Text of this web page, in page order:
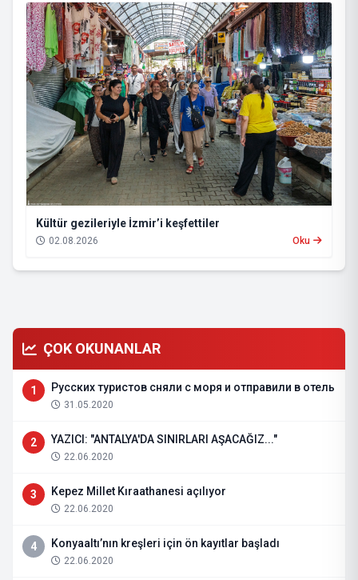
Kültür gezileriyle İzmir’i keşfettiler
02.08.2026 Oku
ÇOK OKUNANLAR
1 Русских туристов сняли с моря и отправили в отель
31.05.2020
2 YAZICI: "ANTALYA'DA SINIRLARI AŞACAĞIZ..."
22.06.2020
3 Kepez Millet Kıraathanesi açılıyor
22.06.2020
4 Konyaaltı’nın kreşleri için ön kayıtlar başladı
22.06.2020